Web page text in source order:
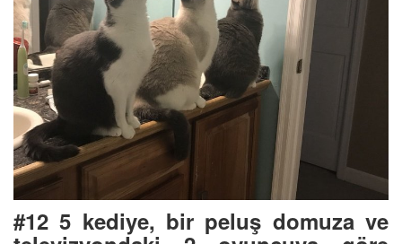
#12 5 kediye, bir peluş domuza ve